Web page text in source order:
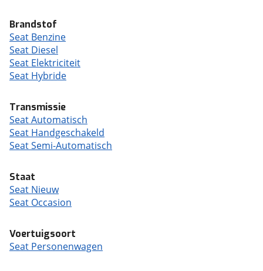
Brandstof
Seat Benzine
Seat Diesel
Seat Elektriciteit
Seat Hybride
Transmissie
Seat Automatisch
Seat Handgeschakeld
Seat Semi-Automatisch
Staat
Seat Nieuw
Seat Occasion
Voertuigsoort
Seat Personenwagen